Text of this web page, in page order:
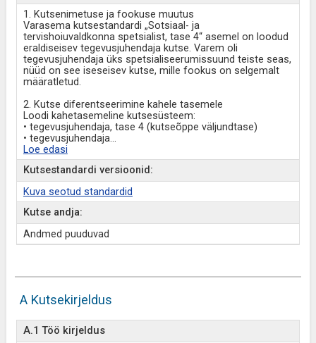
1. Kutsenimetuse ja fookuse muutus
Varasema kutsestandardi „Sotsiaal- ja
tervishoiuvaldkonna spetsialist, tase 4“ asemel on loodud
eraldiseisev tegevusjuhendaja kutse. Varem oli
tegevusjuhendaja üks spetsialiseerumissuund teiste seas,
nüüd on see iseseisev kutse, mille fookus on selgemalt
määratletud.
2. Kutse diferentseerimine kahele tasemele
Loodi kahetasemeline kutsesüsteem:
• tegevusjuhendaja, tase 4 (kutseõppe väljundtase)
• tegevusjuhendaja...
Loe edasi
Kutsestandardi versioonid:
Kuva seotud standardid
Kutse andja:
Andmed puuduvad
A Kutsekirjeldus
A.1 Töö kirjeldus